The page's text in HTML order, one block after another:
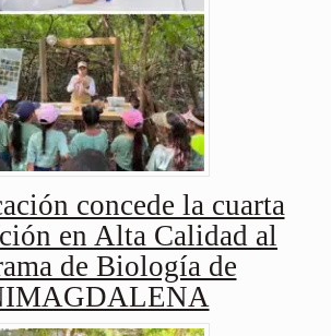
concede la cuarta
en Alta Calidad al
de Biología de